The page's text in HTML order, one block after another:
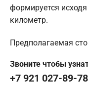
формируется
километр.
Предполагаемая
Звоните чтобы
+7 921 027-89-78